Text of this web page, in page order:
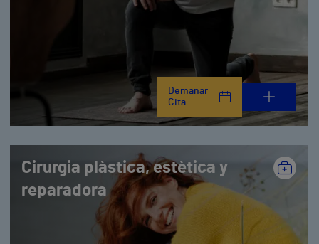
Demanar
Cita
Cirurgia plàstica, estètica y
reparadora